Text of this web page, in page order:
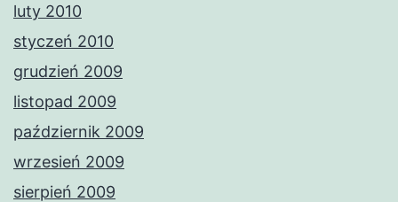
luty 2010
styczeń 2010
grudzień 2009
listopad 2009
październik 2009
wrzesień 2009
sierpień 2009